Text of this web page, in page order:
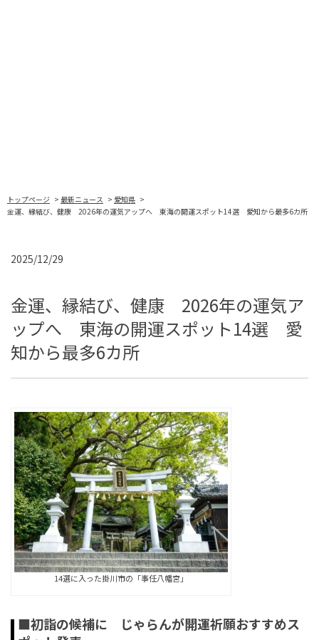
トップページ 最新ニュース
愛知県
金運、縁結び、健康 2026年の運気アップへ 東海の開運スポット14選 愛知から最多6カ所
2025/12/29
金運、縁結び、健康 2026年の運気ア
ップへ 東海の開運スポット14選 愛
知から最多6カ所
14選に入った掛川市の「事任八幡宮」
■初詣の候補に じゃらんが開運祈願おすすめス